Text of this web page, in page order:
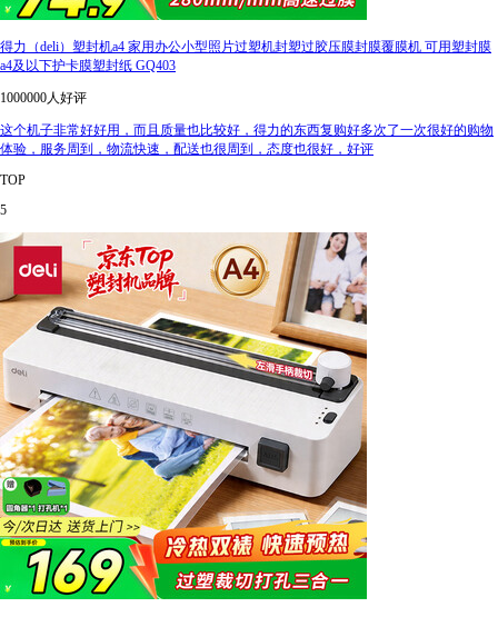
得力（deli）塑封机a4 家用办公小型照片过塑机封塑过胶压膜封膜覆膜机 可用塑封膜
a4及以下护卡膜塑封纸 GQ403
1000000人好评
这个机子非常好好用，而且质量也比较好，得力的东西复购好多次了一次很好的购物
体验，服务周到，物流快速，配送也很周到，态度也很好，好评
TOP
5